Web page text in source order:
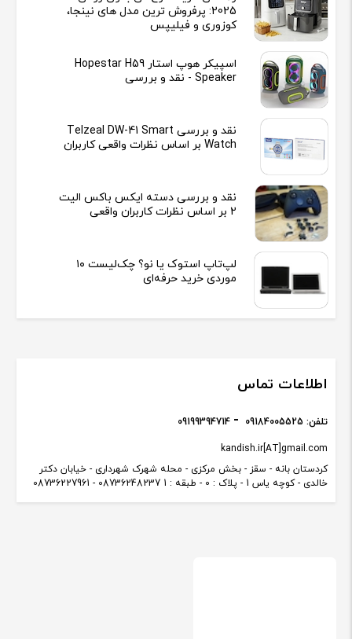
2025: پرفروش ترین مدل های نینجا،
کوزوری و فیلیپس
اسپیکر هوپ استار Hopestar H59
Speaker - نقد و بررسی
نقد و بررسی Telzeal DW-41 Smart
Watch بر اساس نظرات واقعی کاربران
نقد و بررسی دسته ایکس باکس الیت
2 بر اساس نظرات کاربران واقعی
لپ‌تاپ استوک یا نو؟ چک‌لیست ۱۰
موردی خرید حرفه‌ای
اطلاعات تماس
کردستان بانه - سقز - بخش مرکزی - محله شهرک شهرداری - خیابان دکتر
خالدی - کوچه یاس 1 - پلاک : 0 - طبقه : 1 08736248237 - 08736227961
kandish.ir[AT]gmail.com
تلفن: 09184005525
09199394714